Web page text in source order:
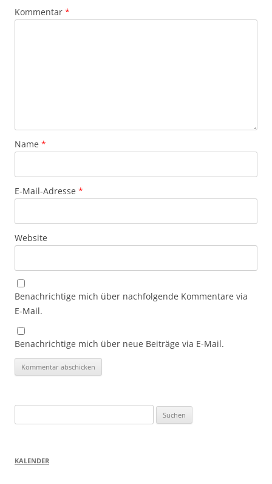
Kommentar *
Name *
E-Mail-Adresse *
Website
Benachrichtige mich über nachfolgende Kommentare via
E-Mail.
Benachrichtige mich über neue Beiträge via E-Mail.
nach:
KALENDER